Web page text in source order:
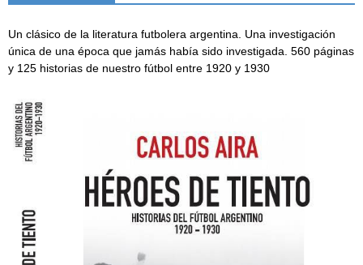
Un clásico de la literatura futbolera argentina. Una investigación
única de una época que jamás había sido investigada. 560 páginas
y 125 historias de nuestro fútbol entre 1920 y 1930